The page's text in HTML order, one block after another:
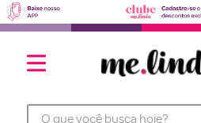
O que você busca hoje?